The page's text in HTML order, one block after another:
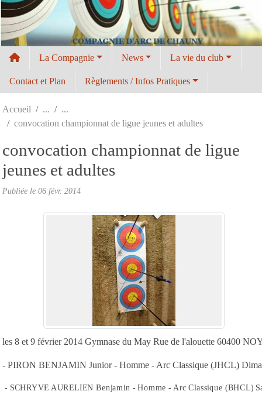
La Compagnie News La vie du club
Contact et Plan Règlements / Infos Pratiques
Accueil
convocation championnat de ligue jeunes et adultes
convocation championnat de ligue
jeunes et adultes
Publiée le 06 févr. 2014
les 8 et 9 février 2014 Gymnase du May Rue de l'alouette 60400
- PIRON BENJAMIN Junior - Homme - Arc Classique (JHCL)
- SCHRYVE AURELIEN Benjamin - Homme - Arc Classique (BHCL)
Panneau de gestion des cookies